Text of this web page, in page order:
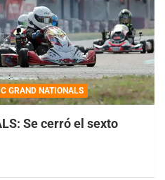
GRAND NATIONALS
Se cerró el sexto